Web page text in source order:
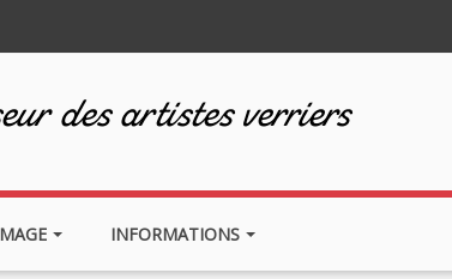
des artistes verriers
INFORMATIONS